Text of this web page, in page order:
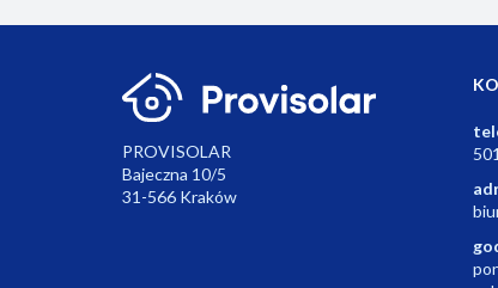
PROVISOLAR
Bajeczna 10/5
31-566 Kraków